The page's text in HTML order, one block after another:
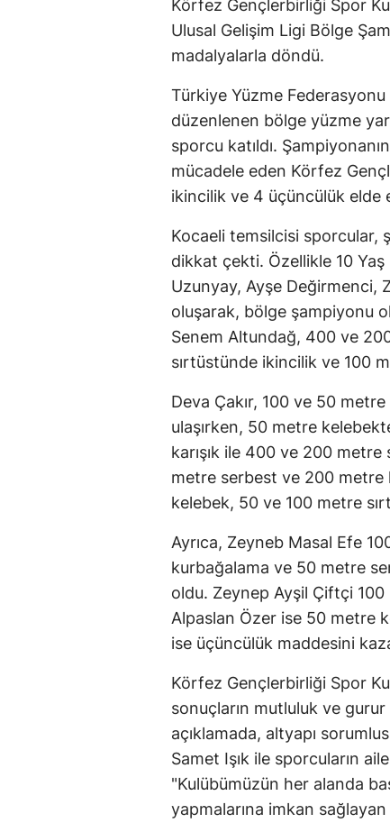
Körfez Gençlerbirliği Spor
Ulusal Gelişim Ligi Bölge
madalyalarla döndü.
Türkiye Yüzme
düzenlenen bölge yüzme
sporcu katıldı.
mücadele eden Körfez
ikincilik ve 4 üçüncülük elde
Kocaeli temsilcisi sporcular,
dikkat çekti. Özellikle 10 Yaş
Uzunyay, Ayşe Değirmenci,
oluşarak, bölge şampiyonu
Senem Altundağ, 400 ve
sırtüstünde ikincilik ve 100
Deva Çakır, 100 ve 50
ulaşırken, 50 metre
karışık ile 400 ve 200
metre serbest ve 200 metre
kelebek, 50 ve 100 metre
Ayrıca, Zeyneb Masal Efe
kurbağalama ve 50 metre
oldu. Zeynep Ayşil Çiftçi
Alpaslan Özer ise 50 metre
ise üçüncülük maddesini
Körfez Gençlerbirliği Spor
sonuçların mutluluk ve
açıklamada, altyapı
Samet Işık ile sporcuların
"Kulübümüzün her alanda
yapmalarına imkan